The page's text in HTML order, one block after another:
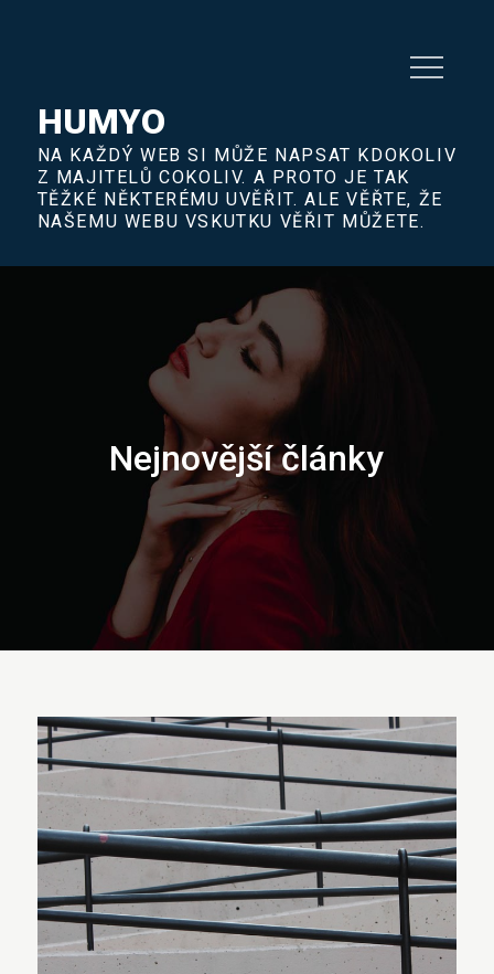
HUMYO
NA KAŽDÝ WEB SI MŮŽE NAPSAT KDOKOLIV
Z MAJITELŮ COKOLIV. A PROTO JE TAK
TĚŽKÉ NĚKTERÉMU UVĚŘIT. ALE VĚŘTE, ŽE
NAŠEMU WEBU VSKUTKU VĚŘIT MŮŽETE.
Nejnovější články